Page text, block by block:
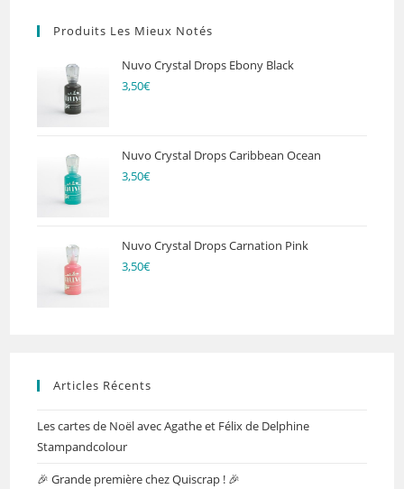
Produits Les Mieux Notés
Nuvo Crystal Drops Ebony Black
3,50€
Nuvo Crystal Drops Caribbean Ocean
3,50€
Nuvo Crystal Drops Carnation Pink
3,50€
Articles Récents
Les cartes de Noël avec Agathe et Félix de Delphine
Stampandcolour
🎉 Grande première chez Quiscrap ! 🎉